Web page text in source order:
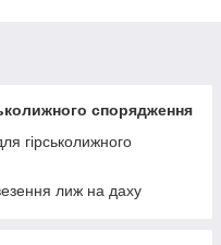
спорядження
гірськолижного
лиж на даху